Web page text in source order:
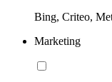
Bing, Criteo,
Marketing